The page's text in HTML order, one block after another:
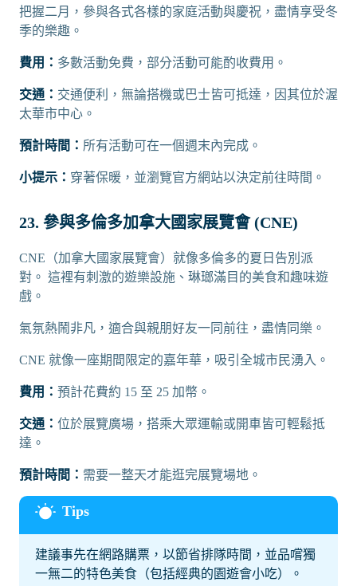
把握二月，參與各式各樣的家庭活動與慶祝，盡情享受冬
季的樂趣。
費用： 多數活動免費，部分活動可能酌收費用。
交通： 交通便利，無論搭機或巴士皆可抵達，因其位於渥
太華市中心。
預計時間： 所有活動可在一個週末內完成。
小提示： 穿著保暖，並瀏覽官方網站以決定前往時間。
23. 參與多倫多加拿大國家展覽會 (CNE)
CNE（加拿大國家展覽會）就像多倫多的夏日告別派
對。 這裡有刺激的遊樂設施、琳瑯滿目的美食和趣味遊
戲。
氣氛熱鬧非凡，適合與親朋好友一同前往，盡情同樂。
CNE 就像一座期間限定的嘉年華，吸引全城市民湧入。
費用： 預計花費約 15 至 25 加幣。
交通： 位於展覽廣場，搭乘大眾運輸或開車皆可輕鬆抵
達。
預計時間： 需要一整天才能逛完展覽場地。
建議事先在網路購票，以節省排隊時間，並品嚐獨
一無二的特色美食（包括經典的園遊會小吃）。